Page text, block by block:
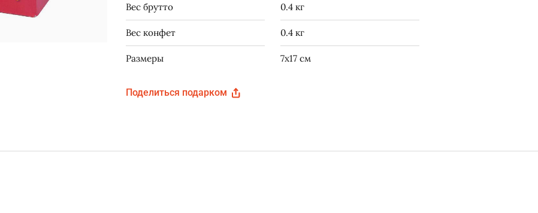
Вес брутто 0.4 кг
Вес конфет 0.4 кг
Размеры 7x17 см
Поделиться подарком